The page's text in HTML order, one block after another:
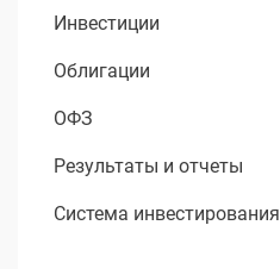
Инвестиции
Облигации
ОФЗ
Результаты и отчеты
Система инвестирования